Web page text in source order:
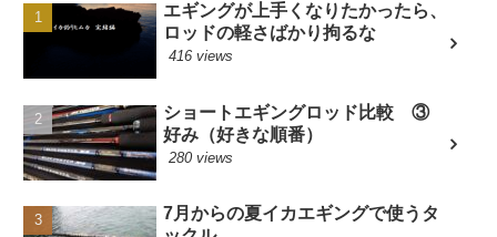
エギングが上手くなりたかったら、
ロッドの軽さばかり拘るな
416 views
ショートエギングロッド比較 ③
好み（好きな順番）
280 views
7月からの夏イカエギングで使うタ